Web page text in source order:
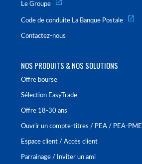
Le Groupe
Code de conduite La Banque Postale
Contactez-nous
NOS PRODUITS & NOS SOLUTIONS
Offre bourse
Sélection EasyTrade
Offre 18-30 ans
Ouvrir un compte-titres / PEA / PEA-PME
Espace client / Accès client
Parrainage / Inviter un ami